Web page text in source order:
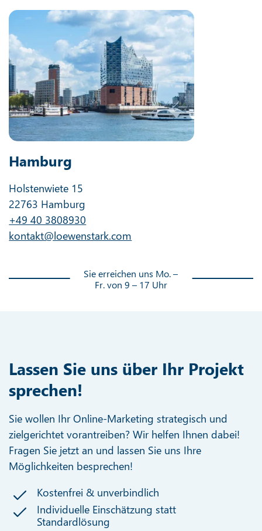
Hamburg
Holstenwiete 15
22763 Hamburg
+49 40 3808930
kontakt@loewenstark.com
Sie erreichen uns Mo. –
Fr. von 9 – 17 Uhr
Lassen Sie uns über Ihr Projekt
sprechen!
Sie wollen Ihr Online-Marketing strategisch und
zielgerichtet vorantreiben? Wir helfen Ihnen dabei!
Fragen Sie jetzt an und lassen Sie uns Ihre
Möglichkeiten besprechen!
Kostenfrei & unverbindlich
Individuelle Einschätzung statt
Standardlösung